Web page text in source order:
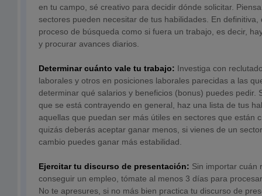
en tu campo, sé creativo para decidir dónde solicitar.
sectores pueden necesitar de tus habilidades. En definitiva,
proceso de búsqueda como si fuera un trabajo, es decir,
y procurar avances diarios.
Determinar cuánto vale tu trabajo: Investiga con
laborales y otros en posiciones laborales parecidas a las
determinar qué salarios y beneficios (bonus) puedes pedir.
que se está contrayendo en general, haz una lista de tus
aquellas que puedan ser más útiles en sectores que están
quizás deberás aceptar ganar menos, si vienes de un
cambio puedes ganar más estabilidad.
Ejercitar tu discurso de presentación: Sin importar cuán
conseguir un empleo, tómate al menos 3 días para
No te apresures, si no más bien practica tu discurso de